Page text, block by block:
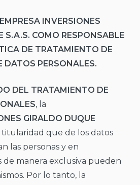
INVERSIONES
S.A.S. COMO RESPONSABLE
DE TRATAMIENTO DE
DATOS PERSONALES.
DEL TRATAMIENTO DE
, la
GIRALDO DUQUE
que de los datos
las personas y en
de manera exclusiva pueden
Por lo tanto, la